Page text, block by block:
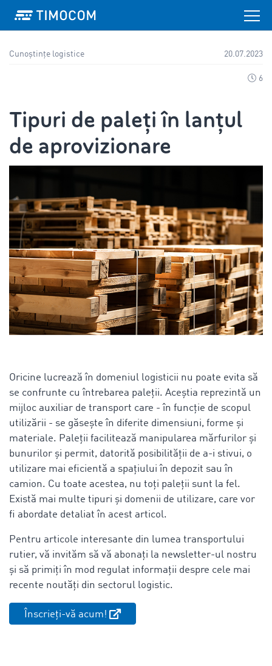
Cunoștințe logistice 20.07.2023
6
Tipuri de paleți în lanțul
de aprovizionare
Oricine lucrează în domeniul logisticii nu poate evita să
se confrunte cu întrebarea paleții. Aceștia reprezintă un
mijloc auxiliar de transport care - în funcție de scopul
utilizării - se găsește în diferite dimensiuni, forme și
materiale. Paleții facilitează manipularea mărfurilor și
bunurilor și permit, datorită posibilității de a-i stivui, o
utilizare mai eficientă a spațiului în depozit sau în
camion. Cu toate acestea, nu toți paleții sunt la fel.
Există mai multe tipuri și domenii de utilizare, care vor
fi abordate detaliat în acest articol.
Pentru articole interesante din lumea transportului
rutier, vă invităm să vă abonați la newsletter-ul nostru
și să primiți în mod regulat informații despre cele mai
recente noutăți din sectorul logistic.
Înscrieți-vă acum!